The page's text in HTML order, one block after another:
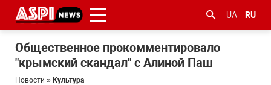
UA RU
Общественное прокомментировало
"крымский скандал" с Алиной Паш
Новости » Культура